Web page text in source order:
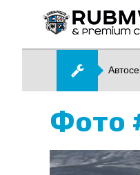
Фото